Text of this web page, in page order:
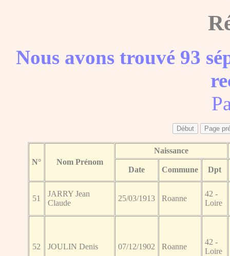
Nous avons trouvé 93
N° Nom Prénom
Naissance
Date Commune Dpt
51
JARRY Jean
Claude
25/03/1913 Roanne
42 -
Loire
52 JOULIN Denis 07/12/1902 Roanne
42 -
Loire